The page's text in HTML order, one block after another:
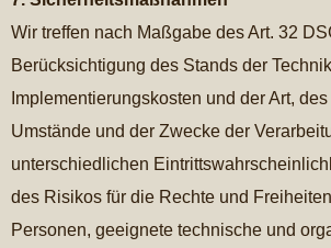
Wir treffen nach Maßgabe des Art. 32
Berücksichtigung des Stands der
Implementierungskosten und der Art,
Umstände und der Zwecke der
unterschiedlichen
des Risikos für die Rechte und
Personen, geeignete technische und